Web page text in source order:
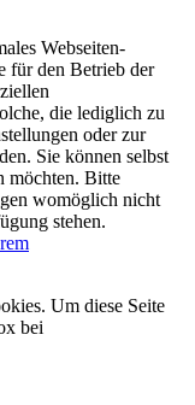
Webseiten-
für den Betrieb der
die lediglich zu
oder zur
Sie können selbst
möchten. Bitte
womöglich nicht
stehen.
Um diese Seite
bei